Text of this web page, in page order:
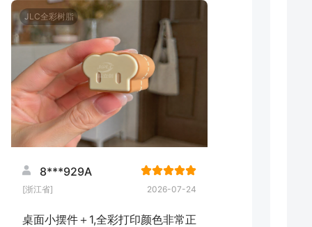
JLC全彩树脂
8***929A
[浙江省] 2026-07-24
桌面小摆件＋1,全彩打印颜色非常正